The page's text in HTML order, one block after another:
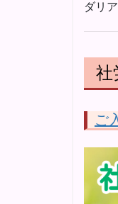
ダリ
社
ご